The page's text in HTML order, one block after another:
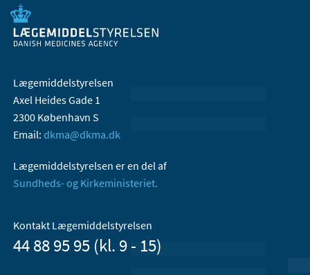
Lægemiddelstyrelsen
Axel Heides Gade 1
2300 København S
Email: dkma@dkma.dk
Lægemiddelstyrelsen er en del af
Sundheds- og Kirkeministeriet.
Kontakt Lægemiddelstyrelsen
44 88 95 95 (kl. 9 - 15)